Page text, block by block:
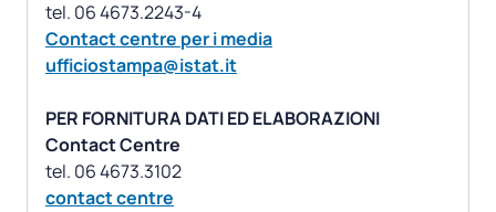
Contact centre per i media
ufficiostampa@istat.it
PER FORNITURA DATI ED ELABORAZIONI
Contact Centre
contact centre